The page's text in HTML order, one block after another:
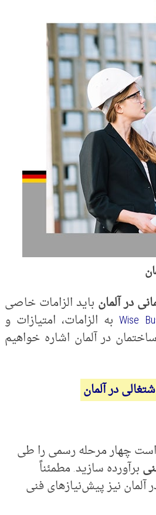
در آلمان باید الزامات خاصی
Wise به الزامات، امتیازات و
در آلمان اشاره خواهیم
در آلمان
است چهار مرحله رسمی را طی
برآورده سازید. مطمئناً
نیز پیش‌نیازهای فنی